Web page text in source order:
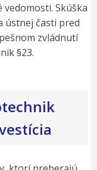
Skúška
ústnej časti pred
zvládnutí
§23.